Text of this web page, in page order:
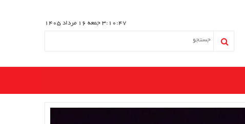
3:10:48 جمعه 16 مرداد 1405